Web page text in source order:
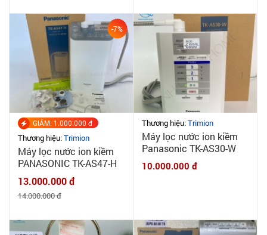
-7%
GIẢM: 1.000.000 đ
Thương hiệu:Trimion
Máy lọc nước ion kiềm
PANASONIC TK-AS47-H
13.000.000 đ
14.000.000 đ
Thương hiệu:Trimion
Máy lọc nước ion kiềm
Panasonic TK-AS30-W
10.000.000 đ